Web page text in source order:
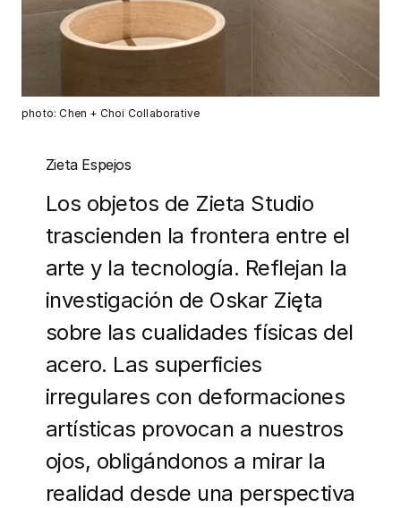
photo: Chen + Choi Collaborative
Zieta Espejos
Los objetos de Zieta Studio
trascienden la frontera entre el
arte y la tecnología. Reflejan la
investigación de Oskar Zięta
sobre las cualidades físicas del
acero. Las superficies
irregulares con deformaciones
artísticas provocan a nuestros
ojos, obligándonos a mirar la
realidad desde una perspectiva